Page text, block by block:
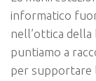
informatico
nell’ottica
puntiamo a
per supportare